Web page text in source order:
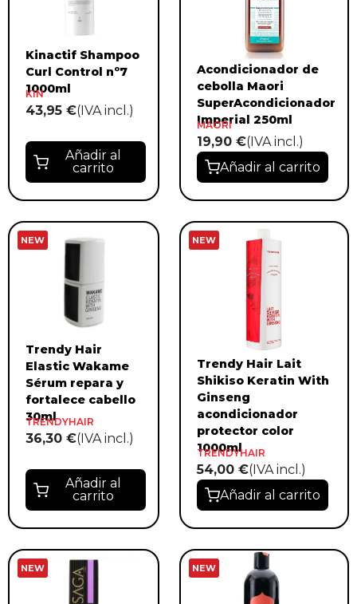
Kinactif Shampoo
Curl Control nº7
1000ml
KIN
43,95 €(IVA incl.)
Añadir al
carrito
Acondicionador de
cebolla Maori
SuperAcondicionador
Imperial 250ml
MAORI
19,90 €(IVA incl.)
Añadir al carrito
NEW
Trendy Hair
Elastic Wakame
Sérum repara y
fortalece cabello
30ml
TRENDYHAIR
36,30 €(IVA incl.)
Añadir al
carrito
NEW
Trendy Hair Lait
Shikiso Keratin With
Ginseng
acondicionador
protector color
1000ml
TRENDYHAIR
54,00 €(IVA incl.)
Añadir al carrito
NEW NEW